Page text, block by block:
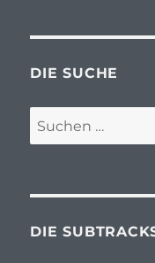
DIE SUCHE
Suchen
nach:
DIE